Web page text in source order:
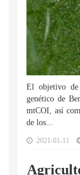
El objetivo de
genético de
mtCOI, así
de los...
2021-01-11